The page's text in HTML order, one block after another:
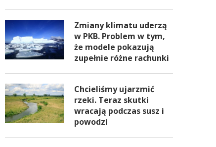
Zmiany klimatu uderzą
w PKB. Problem w tym,
że modele pokazują
zupełnie różne rachunki
Chcieliśmy ujarzmić
rzeki. Teraz skutki
wracają podczas susz i
powodzi